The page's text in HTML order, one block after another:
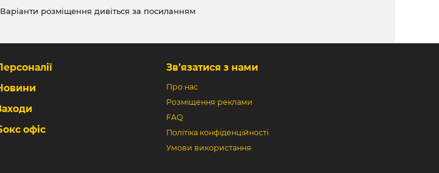
розміщення дивіться за посиланням
офіс
Зв’язатися з нами
Про нас
Розміщення реклами
FAQ
Політіка конфіденційності
Умови використання